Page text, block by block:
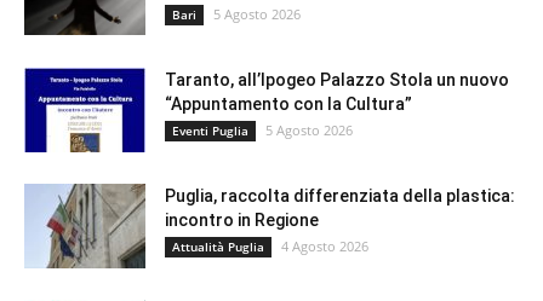
Bari 5 Agosto 2026
Taranto, all’Ipogeo Palazzo Stola un nuovo
“Appuntamento con la Cultura”
Eventi Puglia 5 Agosto 2026
Puglia, raccolta differenziata della plastica:
incontro in Regione
Attualità Puglia 4 Agosto 2026